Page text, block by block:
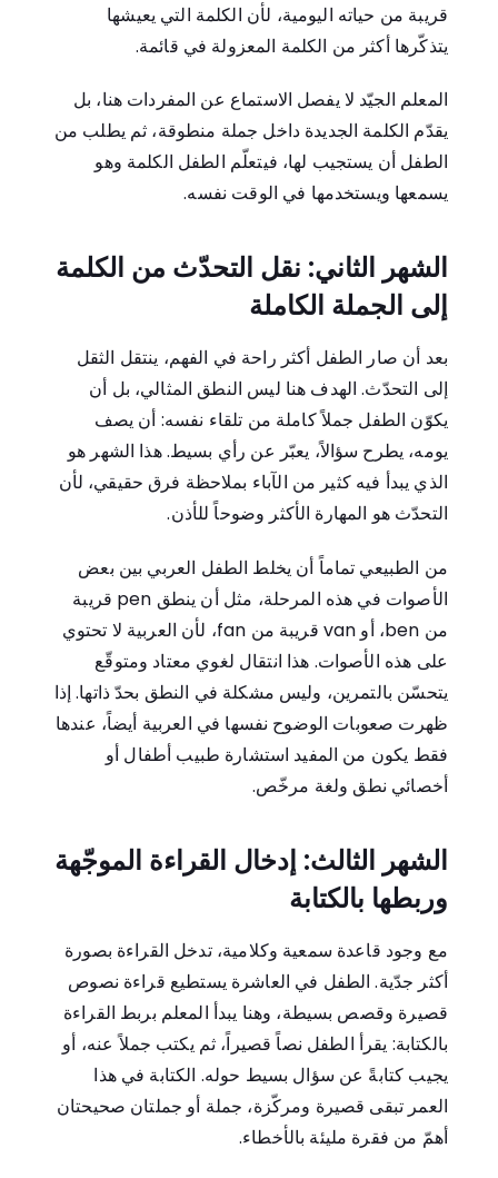
قريبة من حياته اليومية، لأن الكلمة التي يعيشها
يتذكّرها أكثر من الكلمة المعزولة في قائمة.
المعلم الجيّد لا يفصل الاستماع عن المفردات هنا، بل
يقدّم الكلمة الجديدة داخل جملة منطوقة، ثم يطلب من
الطفل أن يستجيب لها، فيتعلّم الطفل الكلمة وهو
يسمعها ويستخدمها في الوقت نفسه.
الشهر الثاني: نقل التحدّث من الكلمة
إلى الجملة الكاملة
بعد أن صار الطفل أكثر راحة في الفهم، ينتقل الثقل
إلى التحدّث. الهدف هنا ليس النطق المثالي، بل أن
يكوّن الطفل جملاً كاملة من تلقاء نفسه: أن يصف
يومه، يطرح سؤالاً، يعبّر عن رأي بسيط. هذا الشهر هو
الذي يبدأ فيه كثير من الآباء بملاحظة فرق حقيقي، لأن
التحدّث هو المهارة الأكثر وضوحاً للأذن.
من الطبيعي تماماً أن يخلط الطفل العربي بين بعض
الأصوات في هذه المرحلة، مثل أن ينطق pen قريبة
من ben، أو van قريبة من fan، لأن العربية لا تحتوي
على هذه الأصوات. هذا انتقال لغوي معتاد ومتوقّع
يتحسّن بالتمرين، وليس مشكلة في النطق بحدّ ذاتها. إذا
ظهرت صعوبات الوضوح نفسها في العربية أيضاً، عندها
فقط يكون من المفيد استشارة طبيب أطفال أو
أخصائي نطق ولغة مرخّص.
الشهر الثالث: إدخال القراءة الموجّهة
وربطها بالكتابة
مع وجود قاعدة سمعية وكلامية، تدخل القراءة بصورة
أكثر جدّية. الطفل في العاشرة يستطيع قراءة نصوص
قصيرة وقصص بسيطة، وهنا يبدأ المعلم بربط القراءة
بالكتابة: يقرأ الطفل نصاً قصيراً، ثم يكتب جملاً عنه، أو
يجيب كتابةً عن سؤال بسيط حوله. الكتابة في هذا
العمر تبقى قصيرة ومركّزة، جملة أو جملتان صحيحتان
أهمّ من فقرة مليئة بالأخطاء.